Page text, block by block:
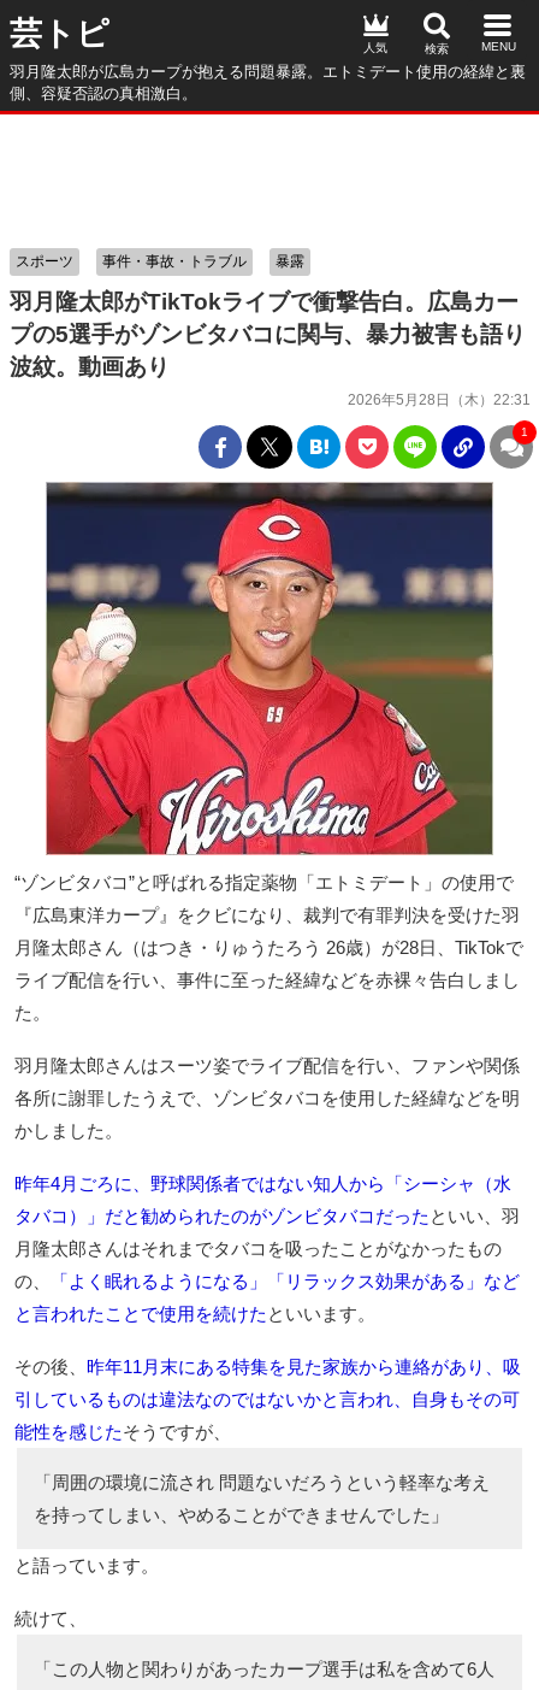
芸トピ
羽月隆太郎が広島カープが抱える問題暴露。エトミデート使用の経緯と裏
側、容疑否認の真相激白。
人気
羽月隆太郎がTikTokライブで衝撃告白。広島カー
プの5選手がゾンビタバコに関与、暴力被害も語り
波紋。動画あり
2026年5月28日（木）22:31
スポーツ 事件・事故・トラブル 暴露
1
“ゾンビタバコ”と呼ばれる指定薬物「エトミデート」の使用で
『広島東洋カープ』をクビになり、裁判で有罪判決を受けた羽
月隆太郎さん（はつき・りゅうたろう 26歳）が28日、TikTokで
ライブ配信を行い、事件に至った経緯などを赤裸々告白しまし
た。
羽月隆太郎さんはスーツ姿でライブ配信を行い、ファンや関係
各所に謝罪したうえで、ゾンビタバコを使用した経緯などを明
かしました。
昨年4月ごろに、野球関係者ではない知人から「シーシャ（水
タバコ）」だと勧められたのがゾンビタバコだった といい、羽
月隆太郎さんはそれまでタバコを吸ったことがなかったもの
の、
「よく眠れるようになる」「リラックス効果がある」など
と言われたことで使用を続けた といいます。
その後、 昨年11月末にある特集を見た家族から連絡があり、吸
引しているものは違法なのではないかと言われ、自身もその可
能性を感じたそうですが、
「周囲の環境に流され 問題ないだろうという軽率な考え
を持ってしまい、やめることができませんでした」
と語っています。
続けて、
「この人物と関わりがあったカープ選手は私を含めて6人